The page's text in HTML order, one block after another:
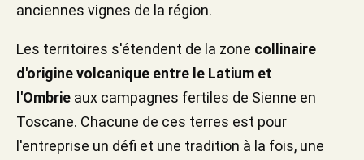
anciennes vignes de la région.
Les territoires s'étendent de la zone collinaire
d'origine volcanique entre le Latium et
l'Ombrie aux campagnes fertiles de Sienne en
Toscane. Chacune de ces terres est pour
l'entreprise un défi et une tradition à la fois, une